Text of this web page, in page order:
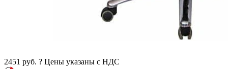
2451 руб. ? Цены указаны с НДС